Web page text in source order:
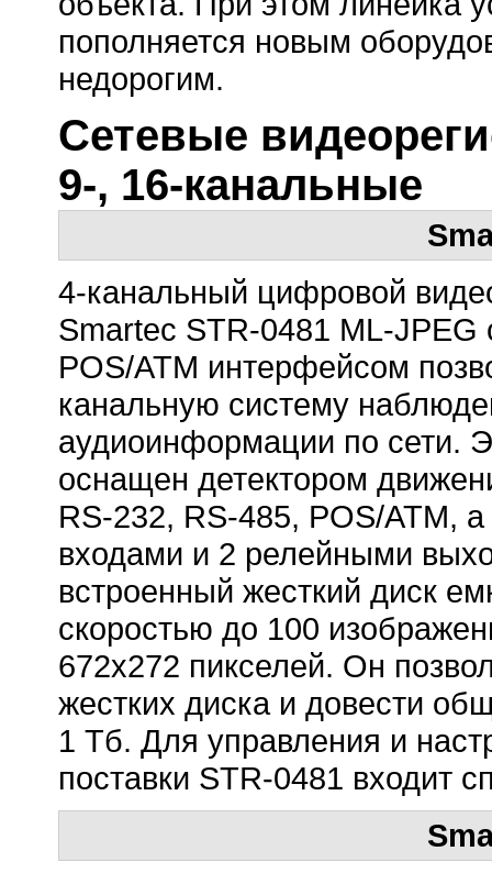
пополняется новым
недорогим.
Сетевые
9-, 16-канальные
4-канальный цифровой
Smartec STR-0481 ML-JPEG
POS/ATM интерфейсом
канальную систему
аудиоинформации по сети.
оснащен детектором
RS-232, RS-485, POS/ATM,
входами и 2 релейными
встроенный жесткий диск
скоростью до 100
672х272 пикселей. Он
жестких диска и довести
1 Тб. Для управления и
поставки STR-0481 входит